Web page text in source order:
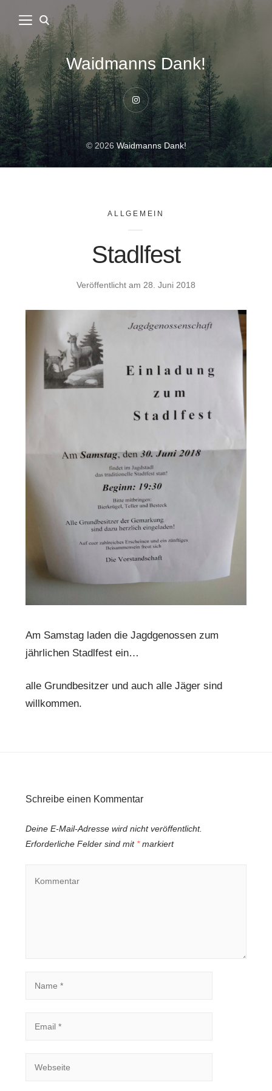
Waidmanns Dank!
Instagram
© 2026Waidmanns Dank!
ALLGEMEIN
Stadlfest
Veröffentlicht am 28. Juni 2018
Am Samstag laden die Jagdgenossen zum
jährlichen Stadlfest ein…
alle Grundbesitzer und auch alle Jäger sind
willkommen.
Schreibe einen Kommentar
Deine E-Mail-Adresse wird nicht veröffentlicht.
Erforderliche Felder sind mit *markiert